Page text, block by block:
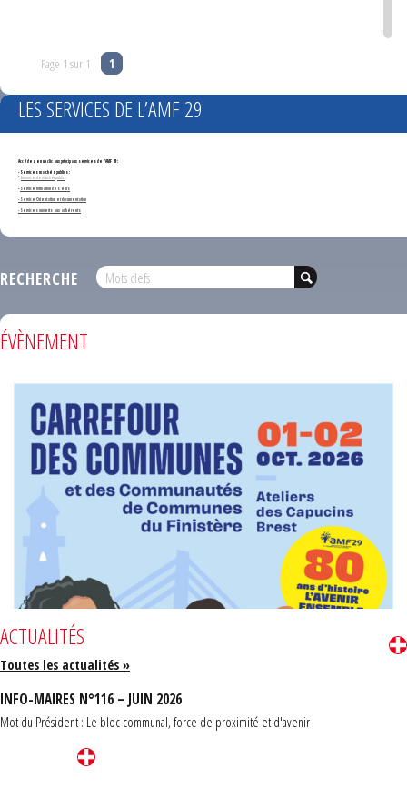
Page 1 sur 1 1
LES SERVICES DE L’AMF 29
Accédez en un clic aux principaux services de l'AMF 29 :
- Services marchés publics :
*Annonces de marchés publics
-Service formation des élus
- Service Orientation et documentation
- Services ouverts aux adhérents
RECHERCHE
ÉVÈNEMENT
ACTUALITÉS
Toutes les actualités »
INFO-MAIRES N°116 – JUIN 2026
Mot du Président : Le bloc communal, force de proximité et d'avenir